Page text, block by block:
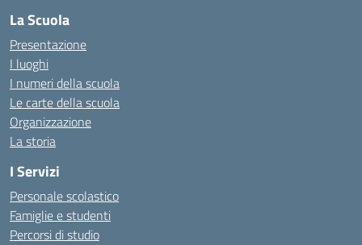
La Scuola
Presentazione
I luoghi
I numeri della scuola
Le carte della scuola
Organizzazione
La storia
I Servizi
Personale scolastico
Famiglie e studenti
Percorsi di studio